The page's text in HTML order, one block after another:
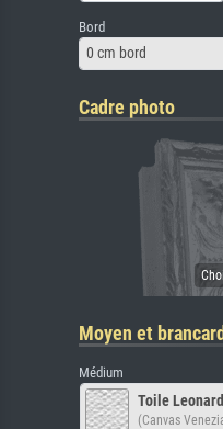
Bord
0 cm bord
Cadre photo
Moyen et
Médium
Toile
(Canvas